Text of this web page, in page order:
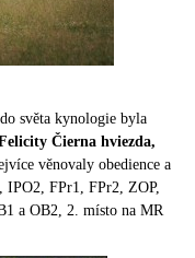
světa kynologie byla
Čierna hviezda,
věnovaly obedience a
FPr1, FPr2, ZOP,
a OB2, 2. místo na MR